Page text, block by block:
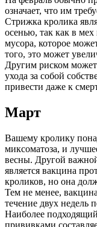
означает, что им
Стрижка кролика
осенью, так как в
мусора, которое
того, это может
Другим риском
ухода за собой
привести даже к
Март
Вашему кролику
миксоматоза, и
весны. Другой
является вакцина
кроликов, но она
Тем не менее,
течение двух недель
Наиболее
прививками